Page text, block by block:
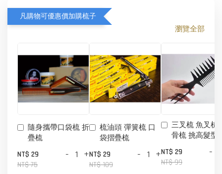
凡購物可優惠價加購梳子
瀏覽全部
隨身攜帶口袋梳 折
疊梳
NT$ 29
NT$ 75
- +
梳油頭 彈簧梳 口
袋摺疊梳
NT$ 29
NT$ 109
- +
三叉梳 魚叉梳
骨梳 挑高髮型
NT$ 29
NT$ 99
-